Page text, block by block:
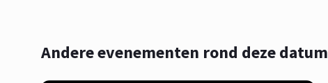
Andere evenementen rond deze datum